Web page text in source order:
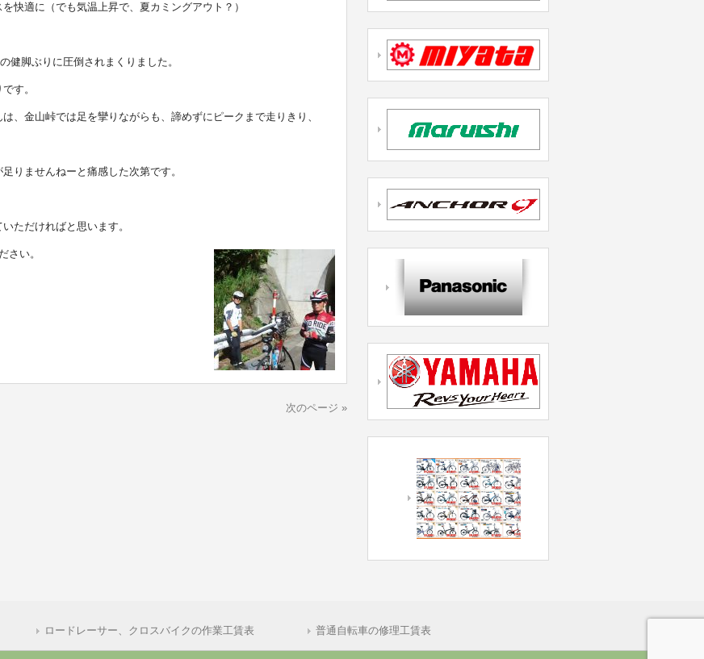
快適に（でも気温上昇で、夏カミングアウト？）
脚ぶりに圧倒されまくりました。
す。
、金山峠では足を攣りながらも、諦めずにピークまで走りきり、
りませんねーと痛感した次第です。
ただければと思います。
さい。
次のページ »
ロードレーサー、クロスバイクの作業工賃表 普通自転車の修理工賃表